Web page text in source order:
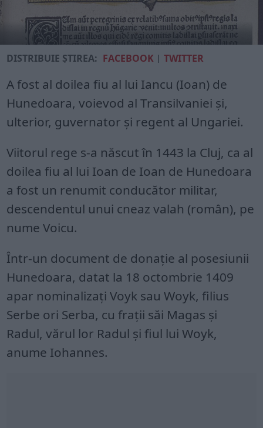
DISTRIBUIE ȘTIREA: FACEBOOK |TWITTER
A fost al doilea fiu al lui Iancu (Ioan) de
Hunedoara, voievod al Transilvaniei şi,
ulterior, guvernator şi regent al Ungariei.
Viitorul rege s-a născut în 1443 la Cluj, ca al
doilea fiu al lui Ioan de Ioan de Hunedoara
a fost un renumit conducător militar,
descendentul unui cneaz valah (român), pe
nume Voicu.
Într-un document de donație al posesiunii
Hunedoara, datat la 18 octombrie 1409
apar nominalizați Voyk sau Woyk, filius
Serbe ori Serba, cu frații săi Magas și
Radul, vărul lor Radul și fiul lui Woyk,
anume Iohannes.